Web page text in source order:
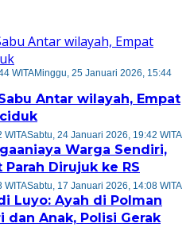
WITAMinggu, 25 Januari 2026, 15:44
Antar wilayah, Empat
WITASabtu, 24 Januari 2026, 19:42 WITA
Warga Sendiri,
Dirujuk ke RS
WITASabtu, 17 Januari 2026, 14:08 WITA
Luyo: Ayah di Polman
dan Anak, Polisi Gerak